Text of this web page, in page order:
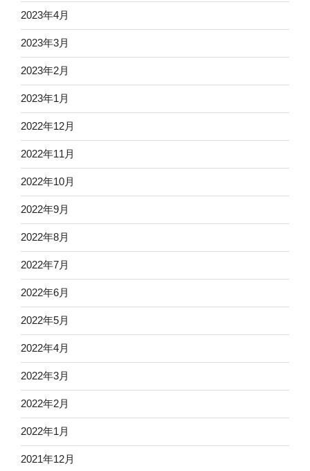
2023年4月
2023年3月
2023年2月
2023年1月
2022年12月
2022年11月
2022年10月
2022年9月
2022年8月
2022年7月
2022年6月
2022年5月
2022年4月
2022年3月
2022年2月
2022年1月
2021年12月